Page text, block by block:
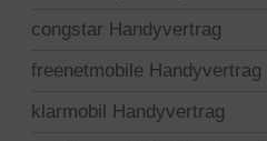
congstar Handyvertrag
freenetmobile Handyvertrag
klarmobil Handyvertrag